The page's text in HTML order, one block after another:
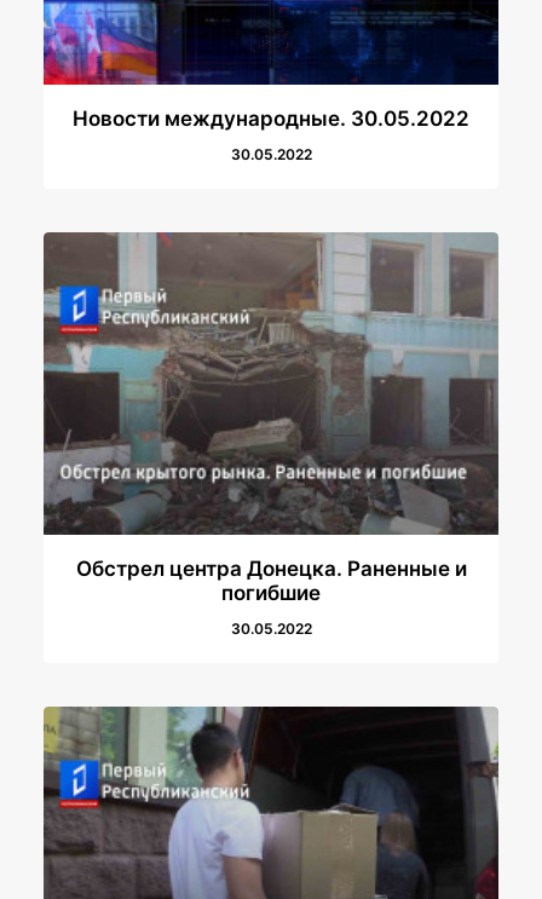
Новости международные. 30.05.2022
30.05.2022
Обстрел центра Донецка. Раненные и
погибшие
30.05.2022